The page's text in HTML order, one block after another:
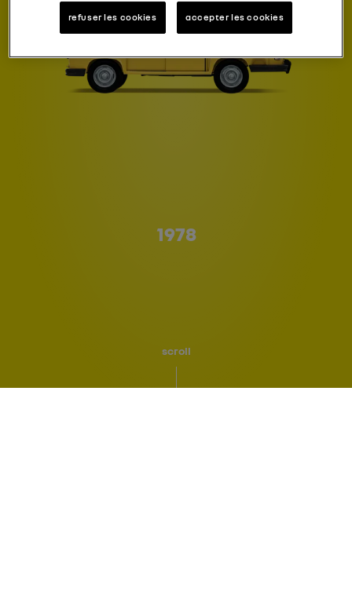
Type A
1978
scroll
refuser les cookies accepter les cookies